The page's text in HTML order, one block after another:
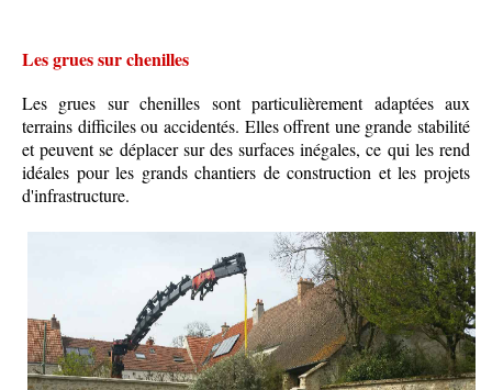
Les grues sur chenilles
Les grues sur chenilles sont particulièrement adaptées aux
terrains difficiles ou accidentés. Elles offrent une grande stabilité
et peuvent se déplacer sur des surfaces inégales, ce qui les rend
idéales pour les grands chantiers de construction et les projets
d'infrastructure.